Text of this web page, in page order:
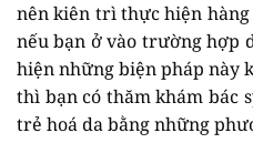
nên kiên trì thực hiện hàng
nếu bạn ở vào trường hợp
hiện những biện pháp này
thì bạn có thăm khám bác
trẻ hoá da bằng những